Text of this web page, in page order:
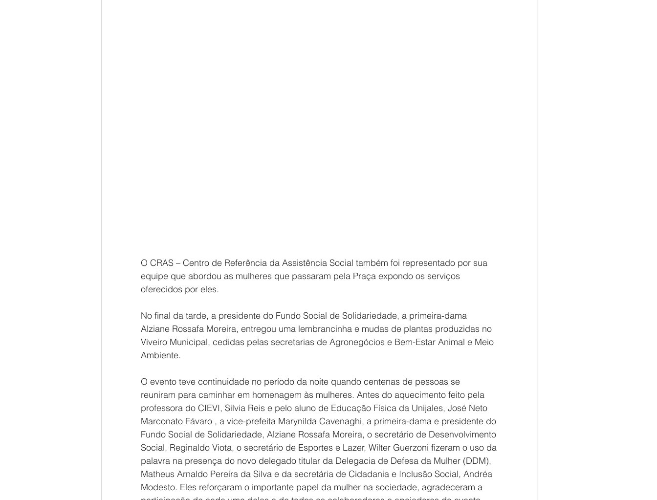
O CRAS – Centro de Referência da Assistência Social também foi representado por sua
equipe que abordou as mulheres que passaram pela Praça expondo os serviços
oferecidos por eles.
No final da tarde, a presidente do Fundo Social de Solidariedade, a primeira-dama
Alziane Rossafa Moreira, entregou uma lembrancinha e mudas de plantas produzidas no
Viveiro Municipal, cedidas pelas secretarias de Agronegócios e Bem-Estar Animal e Meio
Ambiente.
O evento teve continuidade no período da noite quando centenas de pessoas se
reuniram para caminhar em homenagem às mulheres. Antes do aquecimento feito pela
professora do CIEVI, Silvia Reis e pelo aluno de Educação Física da Unijales, José Neto
Marconato Fávaro , a vice-prefeita Marynilda Cavenaghi, a primeira-dama e presidente do
Fundo Social de Solidariedade, Alziane Rossafa Moreira, o secretário de Desenvolvimento
Social, Reginaldo Viota, o secretário de Esportes e Lazer, Wilter Guerzoni fizeram o uso da
palavra na presença do novo delegado titular da Delegacia de Defesa da Mulher (DDM),
Matheus Arnaldo Pereira da Silva e da secretária de Cidadania e Inclusão Social, Andréa
Modesto. Eles reforçaram o importante papel da mulher na sociedade, agradeceram a